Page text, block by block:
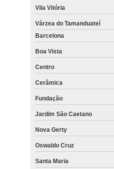
Vila Vitória
Várzea do Tamanduateí
Barcelona
Boa Vista
Centro
Cerâmica
Fundação
Jardim São Caetano
Nova Gerty
Oswaldo Cruz
Santa Maria